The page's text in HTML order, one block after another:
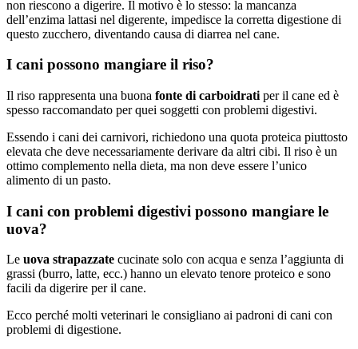
non riescono a digerire. Il motivo è lo stesso: la mancanza
dell’enzima lattasi nel digerente, impedisce la corretta digestione di
questo zucchero, diventando causa di diarrea nel cane.
I cani possono mangiare il riso?
Il riso rappresenta una buona fonte di carboidrati per il cane ed è
spesso raccomandato per quei soggetti con problemi digestivi.
Essendo i cani dei carnivori, richiedono una quota proteica piuttosto
elevata che deve necessariamente derivare da altri cibi. Il riso è un
ottimo complemento nella dieta, ma non deve essere l’unico
alimento di un pasto.
I cani con problemi digestivi possono mangiare le
uova?
Le uova strapazzate cucinate solo con acqua e senza l’aggiunta di
grassi (burro, latte, ecc.) hanno un elevato tenore proteico e sono
facili da digerire per il cane.
Ecco perché molti veterinari le consigliano ai padroni di cani con
problemi di digestione.